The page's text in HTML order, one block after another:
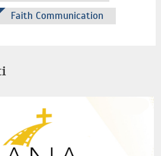
Faith Communication